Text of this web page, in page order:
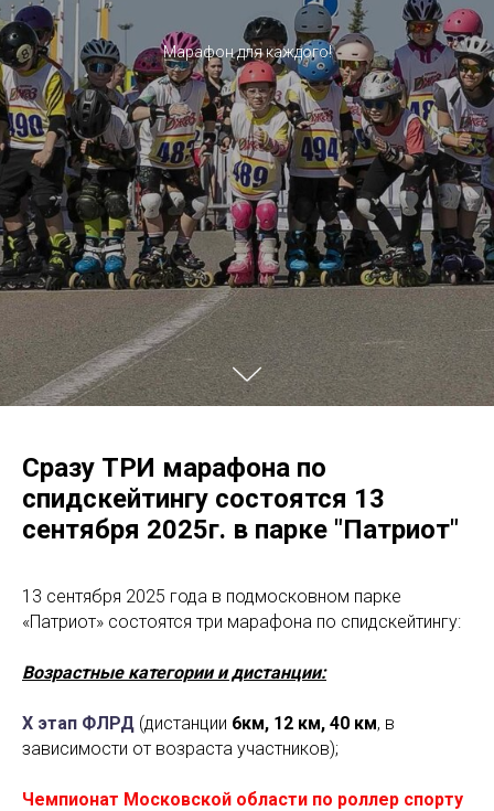
Марафон для каждого!
Сразу ТРИ марафона по
спидскейтингу состоятся 13
сентября 2025г. в парке "Патриот"
13 сентября 2025 года в подмосковном парке
«Патриот» состоятся три марафона по спидскейтингу:
Возрастные категории и дистанции:
X этап ФЛРД (дистанции 6км, 12 км, 40 км, в
зависимости от возраста участников);
Чемпионат Московской области по роллер спорту